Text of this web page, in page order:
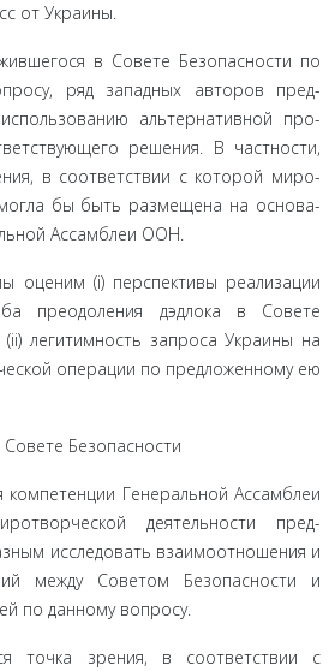
от Украины.
в Совете Безопасности по
ряд западных авторов пред­
альтернативной про­
решения. В частности,
в соответствии с которой миро­
бы быть размещена на основа­
Ассамблеи ООН.
оценим (i) перспективы реализа­ции
преодоления дэдлока в Совете
легитимность запроса Украины на
операции по предложенному ею
Безопасности
компетенции Генеральной Ас­самблеи
деятельности пред­
исследовать взаимоотношения и
между Советом Безопасности и
по данному вопросу.
точка зрения, в соответствии с